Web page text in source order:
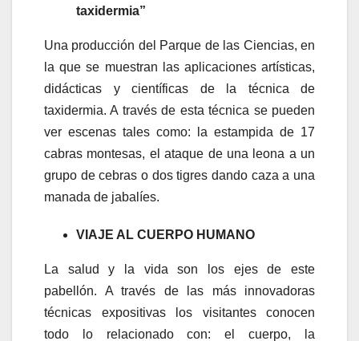
taxidermia”
Una producción del Parque de las Ciencias, en
la que se muestran las aplicaciones artísticas,
didácticas y científicas de la técnica de
taxidermia. A través de esta técnica se pueden
ver escenas tales como: la estampida de 17
cabras montesas, el ataque de una leona a un
grupo de cebras o dos tigres dando caza a una
manada de jabalíes.
VIAJE AL CUERPO HUMANO
La salud y la vida son los ejes de este
pabellón. A través de las más innovadoras
técnicas expositivas los visitantes conocen
todo lo relacionado con: el cuerpo, la